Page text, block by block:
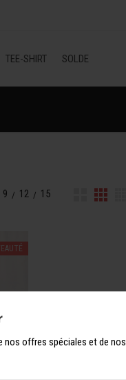
nos offres spéciales et de nos
TEE-SHIRT SOLDE
9 12 15